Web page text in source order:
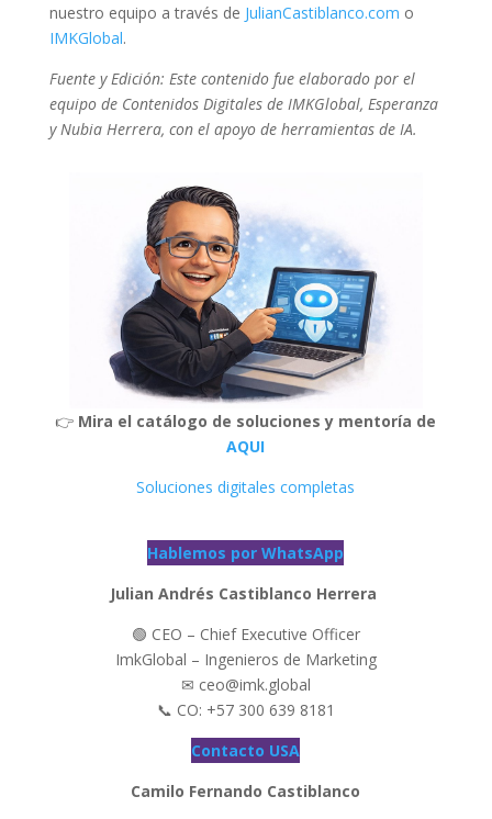
nuestro equipo a través de JulianCastiblanco.com o
IMKGlobal.
Fuente y Edición: Este contenido fue elaborado por el
equipo de Contenidos Digitales de IMKGlobal, Esperanza
y Nubia Herrera, con el apoyo de herramientas de IA.
👉 Mira el catálogo de soluciones y mentoría de
AQUI
Soluciones digitales completas
Hablemos por WhatsApp
Julian Andrés Castiblanco Herrera
🟢 CEO – Chief Executive Officer
ImkGlobal – Ingenieros de Marketing
✉ ceo@imk.global
📞 CO: +57 300 639 8181
Contacto USA
Camilo Fernando Castiblanco